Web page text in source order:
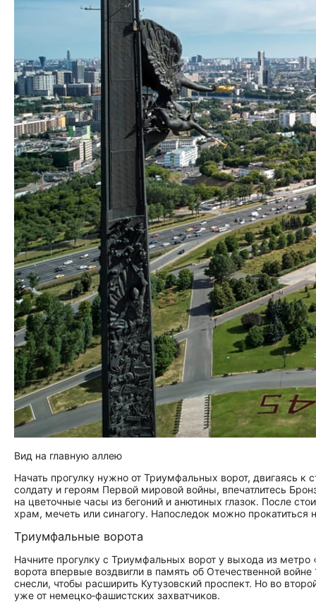
Вид на главную аллею
Начать прогулку нужно от Триумфальных ворот, двигаясь
солдату и героям Первой мировой войны, впечатлитесь
на цветочные часы из бегоний и анютиных глазок. После
храм, мечеть или синагогу. Напоследок можно
Триумфальные ворота
Начните прогулку с Триумфальных ворот у выхода из
ворота впервые воздвигли в память об Отечественной
снесли, чтобы расширить Кутузовский проспект. Но во
уже от немецко‑фашистских захватчиков.